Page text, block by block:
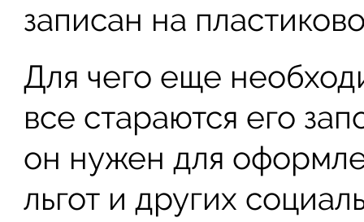
записан на
Для чего еще
все стараются его
он нужен для
льгот и других